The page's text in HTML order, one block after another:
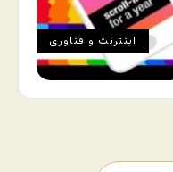
اينترنت و فناوری